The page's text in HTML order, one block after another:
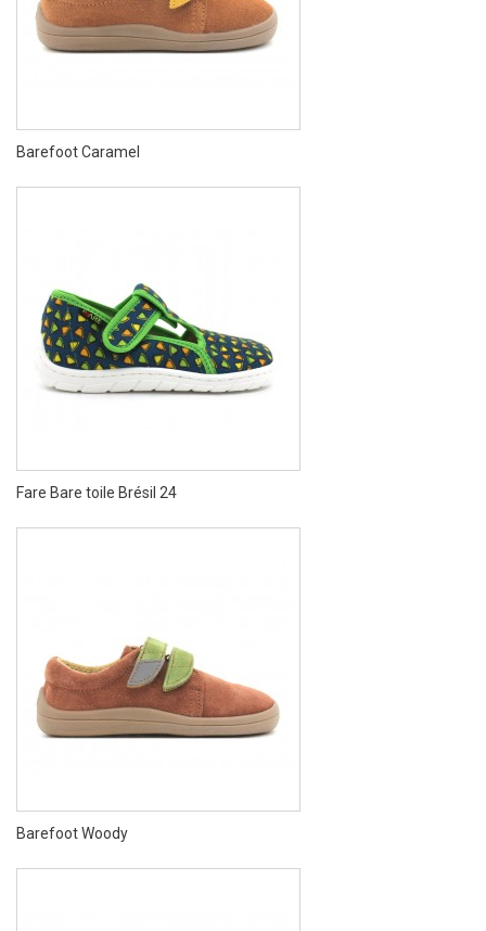
Barefoot Caramel
Fare Bare toile Brésil 24
Barefoot Woody